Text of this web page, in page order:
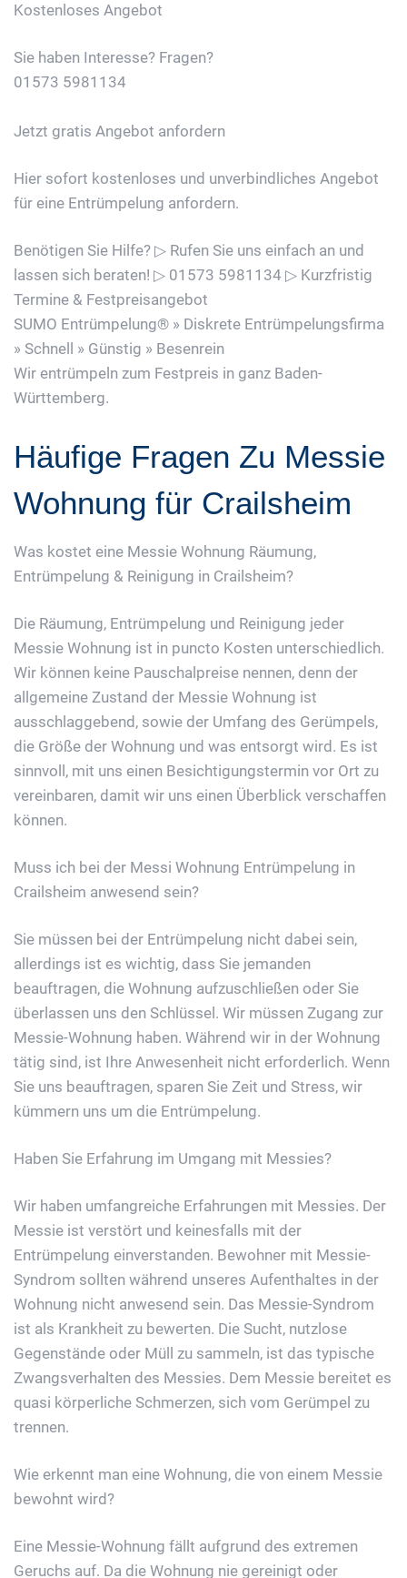
Kostenloses Angebot
Sie haben Interesse? Fragen?
01573 5981134
Jetzt gratis Angebot anfordern
Hier sofort kostenloses und unverbindliches Angebot
für eine Entrümpelung anfordern.
Benötigen Sie Hilfe? ▷ Rufen Sie uns einfach an und
lassen sich beraten! ▷ 01573 5981134 ▷ Kurzfristig
Termine & Festpreisangebot
SUMO Entrümpelung® » Diskrete Entrümpelungsfirma
» Schnell » Günstig » Besenrein
Wir entrümpeln zum Festpreis in ganz Baden-
Württemberg.
Häufige Fragen Zu Messie
Wohnung für Crailsheim
Was kostet eine Messie Wohnung Räumung,
Entrümpelung & Reinigung in Crailsheim?
Die Räumung, Entrümpelung und Reinigung jeder
Messie Wohnung ist in puncto Kosten unterschiedlich.
Wir können keine Pauschalpreise nennen, denn der
allgemeine Zustand der Messie Wohnung ist
ausschlaggebend, sowie der Umfang des Gerümpels,
die Größe der Wohnung und was entsorgt wird. Es ist
sinnvoll, mit uns einen Besichtigungstermin vor Ort zu
vereinbaren, damit wir uns einen Überblick verschaffen
können.
Muss ich bei der Messi Wohnung Entrümpelung in
Crailsheim anwesend sein?
Sie müssen bei der Entrümpelung nicht dabei sein,
allerdings ist es wichtig, dass Sie jemanden
beauftragen, die Wohnung aufzuschließen oder Sie
überlassen uns den Schlüssel. Wir müssen Zugang zur
Messie-Wohnung haben. Während wir in der Wohnung
tätig sind, ist Ihre Anwesenheit nicht erforderlich. Wenn
Sie uns beauftragen, sparen Sie Zeit und Stress, wir
kümmern uns um die Entrümpelung.
Haben Sie Erfahrung im Umgang mit Messies?
Wir haben umfangreiche Erfahrungen mit Messies. Der
Messie ist verstört und keinesfalls mit der
Entrümpelung einverstanden. Bewohner mit Messie-
Syndrom sollten während unseres Aufenthaltes in der
Wohnung nicht anwesend sein. Das Messie-Syndrom
ist als Krankheit zu bewerten. Die Sucht, nutzlose
Gegenstände oder Müll zu sammeln, ist das typische
Zwangsverhalten des Messies. Dem Messie bereitet es
quasi körperliche Schmerzen, sich vom Gerümpel zu
trennen.
Wie erkennt man eine Wohnung, die von einem Messie
bewohnt wird?
Eine Messie-Wohnung fällt aufgrund des extremen
Geruchs auf. Da die Wohnung nie gereinigt oder